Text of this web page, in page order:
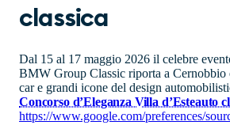
classica
Dal 15 al 17 maggio 2026 il celebre
BMW Group Classic riporta a Cernobbio
car e grandi icone del design
Concorso d’Eleganza Villa d’Esteauto
https://www.google.com/preferences/